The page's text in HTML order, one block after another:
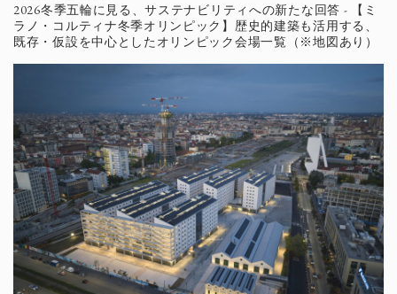
2026冬季五輪に見る、サステナビリティへの新たな回答 - 【ミ
ラノ・コルティナ冬季オリンピック】歴史的建築も活用する、
既存・仮設を中心としたオリンピック会場一覧（※地図あり）